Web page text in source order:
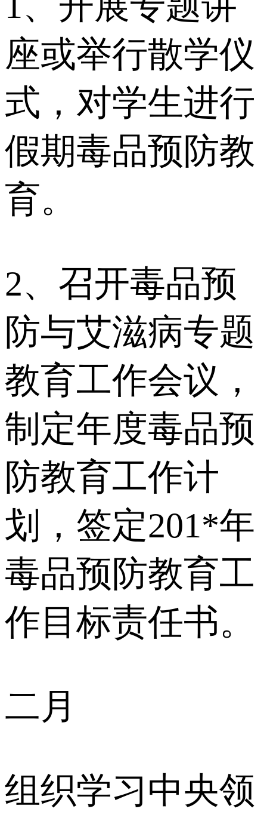
座或举行散学仪
式，对学生进行
假期毒品预防教
育。
2、召开毒品预
防与艾滋病专题
教育工作会议，
制定年度毒品预
防教育工作计
划，签定201*年
毒品预防教育工
作目标责任书。
二月
组织学习中央领